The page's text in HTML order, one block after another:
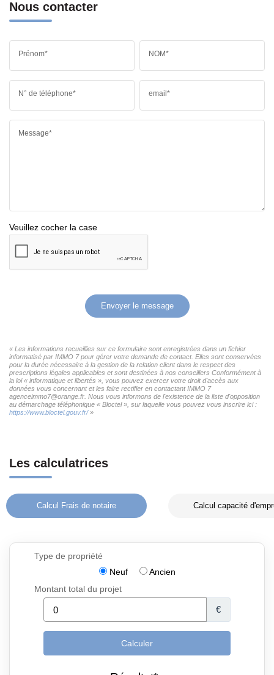
Nous contacter
Prénom* NOM*
N° de téléphone* email*
Message*
Veuillez cocher la case
Envoyer le message
« Les informations recueillies sur ce formulaire sont enregistrées dans un fichier
informatisé par IMMO 7 pour gérer votre demande de contact. Elles sont conservées
pour la durée nécessaire à la gestion de la relation client dans le respect des
prescriptions légales applicables et sont destinées à nos conseillers Conformément à
la loi « informatique et libertés », vous pouvez exercer votre droit d'accès aux
données vous concernant et les faire rectifier en contactant IMMO 7
agenceimmo7@orange.fr. Nous vous informons de l'existence de la liste d'opposition
au démarchage téléphonique « Bloctel », sur laquelle vous pouvez vous inscrire ici :
https://www.bloctel.gouv.fr/»
Les calculatrices
Calcul Frais de notaire Calcul capacité